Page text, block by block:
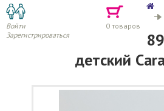
Войти
Зарегистрироваться
0 товаров
детский